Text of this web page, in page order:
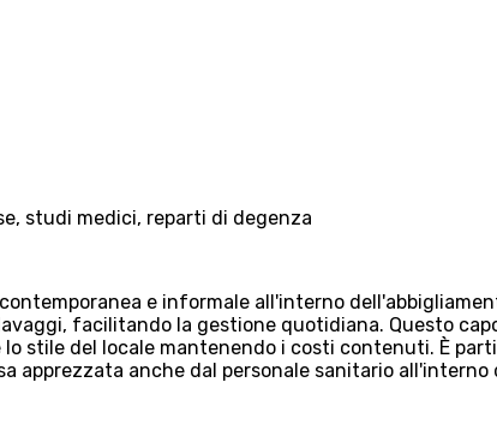
studi medici, reparti di degenza
e informale all'interno
facilitando la gestione quotidiana. Questo
stile del locale mantenendo i costi contenuti. È
apprezzata anche dal personale sanitario